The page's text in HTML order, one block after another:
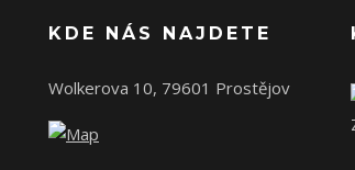
KDE NÁS NAJDETE
Wolkerova 10, 79601 Prostějov